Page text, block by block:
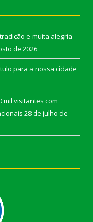
e muita alegria
de 2026
para a nossa cidade
mil visitantes com
28 de julho de